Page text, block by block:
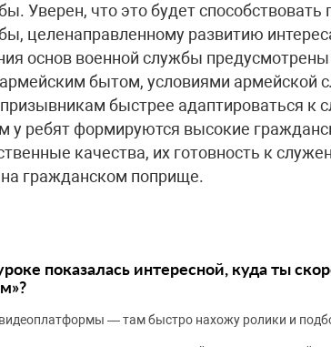
Уверен, что это будет
целенаправленному развитию
основ военной службы
бытом, условиями армейской
быстрее адаптироваться к
у ребят формируются высокие
качества, их готовность к
гражданском поприще.
показалась интересной, куда ты
видеоплатформы — там быстро нахожу ролики и